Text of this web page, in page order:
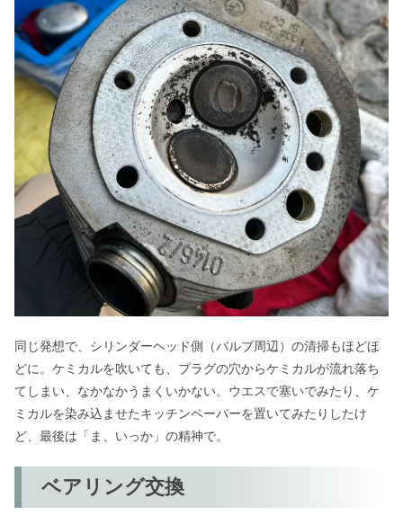
同じ発想で、シリンダーヘッド側（バルブ周辺）の清掃もほどほ
どに。ケミカルを吹いても、プラグの穴からケミカルが流れ落ち
てしまい、なかなかうまくいかない。ウエスで塞いでみたり、ケ
ミカルを染み込ませたキッチンペーパーを置いてみたりしたけ
ど、最後は「ま、いっか」の精神で。
ベアリング交換